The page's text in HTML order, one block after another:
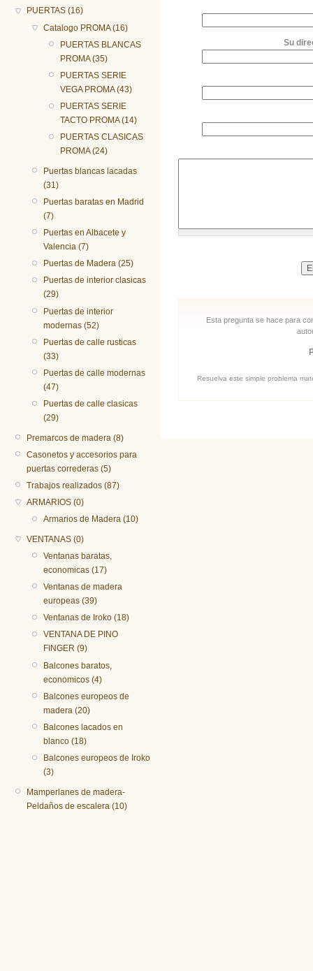
PUERTAS (16)
Catalogo PROMA (16)
PUERTAS BLANCAS
PROMA (35)
PUERTAS SERIE
VEGA PROMA (43)
PUERTAS SERIE
TACTO PROMA (14)
PUERTAS CLASICAS
PROMA (24)
Puertas blancas lacadas
(31)
Puertas baratas en Madrid
(7)
Puertas en Albacete y
Valencia (7)
Puertas de Madera (25)
Puertas de interior clasicas
(29)
Puertas de interior
modernas (52)
Puertas de calle rusticas
(33)
Puertas de calle modernas
(47)
Puertas de calle clasicas
(29)
Premarcos de madera (8)
Casonetos y accesorios para
puertas correderas (5)
Trabajos realizados (87)
ARMARIOS (0)
Armarios de Madera (10)
VENTANAS (0)
Ventanas baratas,
economicas (17)
Ventanas de madera
europeas (39)
Ventanas de Iroko (18)
VENTANA DE PINO
FINGER (9)
Balcones baratos,
economicos (4)
Balcones europeos de
madera (20)
Balcones lacados en
blanco (18)
Balcones europeos de Iroko
(3)
Mamperlanes de madera-
Peldaños de escalera (10)
Su
Esta pregunta se hace para
Resuelva este simple problema